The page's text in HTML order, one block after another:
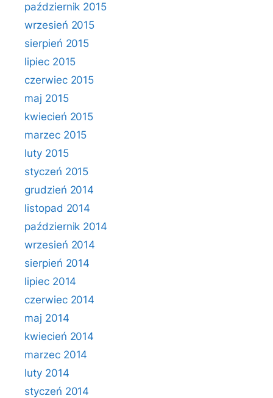
październik 2015
wrzesień 2015
sierpień 2015
lipiec 2015
czerwiec 2015
maj 2015
kwiecień 2015
marzec 2015
luty 2015
styczeń 2015
grudzień 2014
listopad 2014
październik 2014
wrzesień 2014
sierpień 2014
lipiec 2014
czerwiec 2014
maj 2014
kwiecień 2014
marzec 2014
luty 2014
styczeń 2014